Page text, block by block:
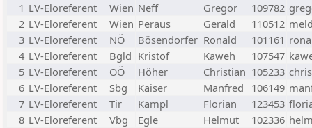
1 LV-Eloreferent Wien Neff Gregor 109782
2 LV-Eloreferent Wien Peraus Gerald 110512
3 LV-Eloreferent NÖ Bösendorfer Ronald 101161
4 LV-Eloreferent Bgld Kristof Kaweh 107547
5 LV-Eloreferent OÖ Höher Christian 105233
6 LV-Eloreferent Sbg Kaiser Manfred 106149
7 LV-Eloreferent Tir Kampl Florian 123453
8 LV-Eloreferent Vbg Egle Helmut 102336